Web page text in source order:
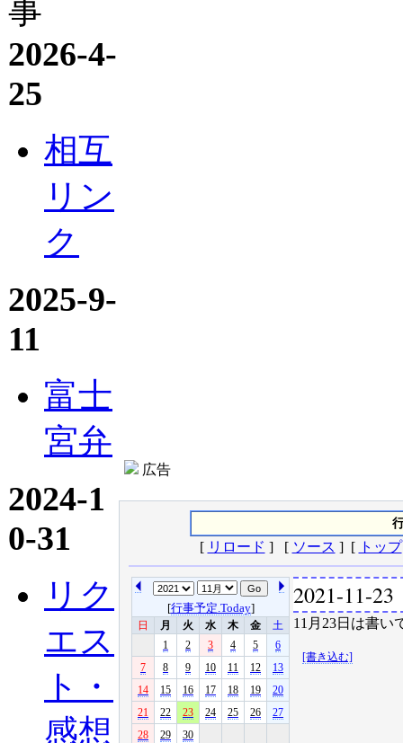
事
2026-4-
25
相互
リン
ク
2025-9-
11
富士
宮弁
2024-1
0-31
リク
エス
ト・
感想
広告
[ リロード ] [ ソース ] [ トップ
[行事予定.Today]
日 月 火 水 木 金
土
1
2 3 4 5
6
7
8 9 10 11 12
13
14
15 16 17 18 19
20
21
22 23 24 25 26
27
28
29 30
2021-11-23
11月23日は書い
[書き込む]